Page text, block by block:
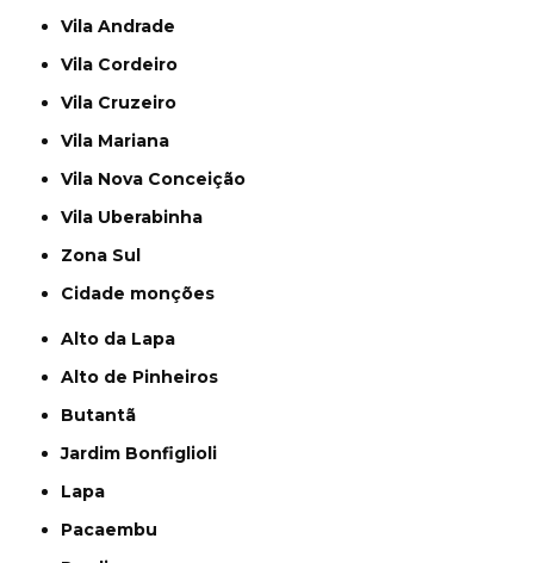
Vila Andrade
Vila Cordeiro
Vila Cruzeiro
Vila Mariana
Vila Nova Conceição
Vila Uberabinha
Zona Sul
cidade monções
Alto da Lapa
Alto de Pinheiros
Butantã
Jardim Bonfiglioli
Lapa
Pacaembu